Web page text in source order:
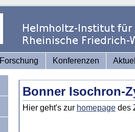
Forschung Konferenzen
Bonner Isochron-
Hier geht's zur homepagedes